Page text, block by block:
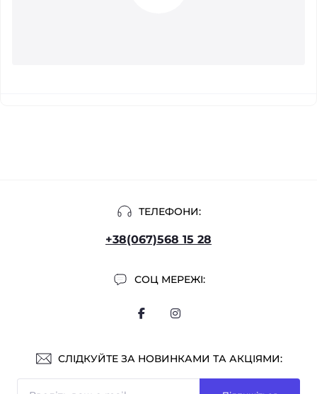
ТЕЛЕФОНИ:
+38(067)568 15 28
СОЦ МЕРЕЖІ:
СЛІДКУЙТЕ ЗА НОВИНКАМИ ТА АКЦІЯМИ: